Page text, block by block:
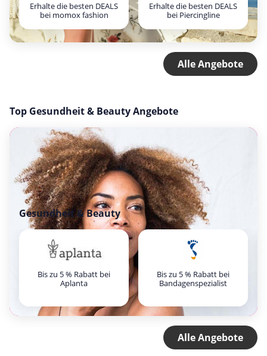
Erhalte die besten DEALS
bei momox fashion
Erhalte die besten DEALS
bei Piercingline
Alle Angebote
Top Gesundheit & Beauty Angebote
Gesundheit & Beauty
Bis zu 5 % Rabatt bei
Aplanta
Bis zu 5 % Rabatt bei
Bandagenspezialist
Alle Angebote